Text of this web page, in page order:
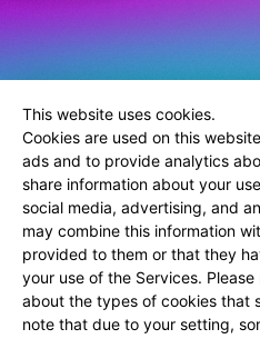
This website uses cookies.
Cookies are used on this
ads and to provide analytics
share information about your
social media, advertising, and
may combine this information
provided to them or that they
your use of the Services.
about the types of cookies that
note that due to your setting,